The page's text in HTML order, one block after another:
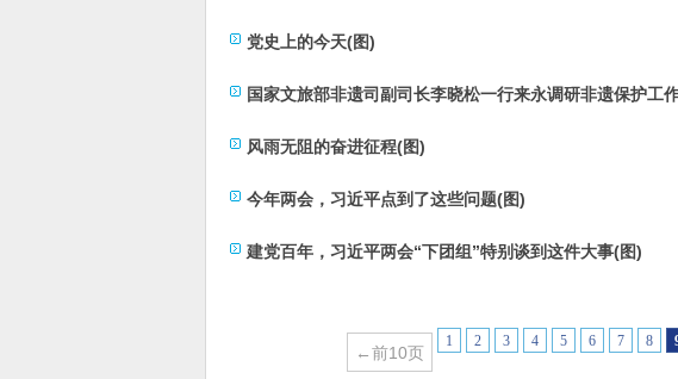
党史上的今天(图)
国家文旅部非遗司副司长李晓松一行来永调研非遗保护工
风雨无阻的奋进征程(图)
今年两会，习近平点到了这些问题(图)
建党百年，习近平两会“下团组”特别谈到这件大事(图)
←前10页
1 2 3 4 5 6 7 8